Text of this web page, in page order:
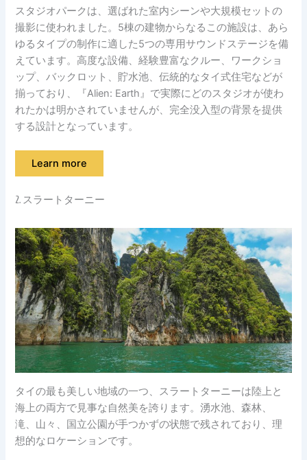
スタジオパークは、選ばれた室内シーンや大規模セットの
撮影に使われました。5棟の建物からなるこの施設は、あら
ゆるタイプの制作に適した5つの専用サウンドステージを備
えています。高度な設備、経験豊富なクルー、ワークショ
ップ、バックロット、貯水池、伝統的なタイ式住宅などが
揃っており、『Alien: Earth』で実際にどのスタジオが使わ
れたかは明かされていませんが、完全没入型の背景を提供
する設計となっています。
Learn more
2. スラートターニー
タイの最も美しい地域の一つ、スラートターニーは陸上と
海上の両方で見事な自然美を誇ります。湧水池、森林、
滝、山々、国立公園が手つかずの状態で残されており、理
想的なロケーションです。